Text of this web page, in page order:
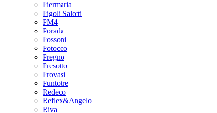
Piermaria
Pigoli Salotti
PM4
Porada
Possoni
Potocco
Pregno
Presotto
Provasi
Puntotre
Redeco
Reflex&Angelo
Riva